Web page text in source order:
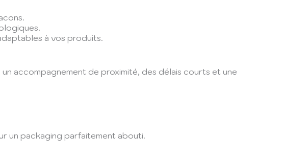
à vos produits.
accompagnement de proximité, des délais courts et une
un packaging parfaitement abouti.